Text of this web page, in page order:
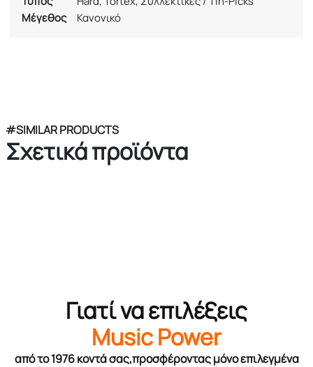
Μέγεθος
Κανονικό
#SIMILAR PRODUCTS
Σχετικά προϊόντα
Γιατί να επιλέξεις
Music Power
από το 1976 κοντά σας,προσφέροντας μόνο επιλεγμένα